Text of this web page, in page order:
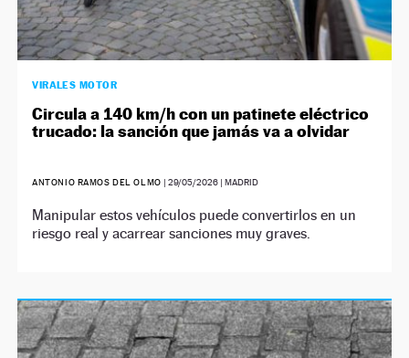
VIRALES MOTOR
Circula a 140 km/h con un patinete eléctrico
trucado: la sanción que jamás va a olvidar
ANTONIO RAMOS DEL OLMO | 29/05/2026| MADRID
Manipular estos vehículos puede convertirlos en un
riesgo real y acarrear sanciones muy graves.